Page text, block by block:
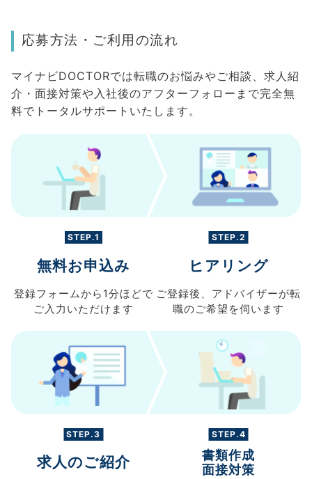
応募方法・ご利用の流れ
マイナビDOCTORでは転職のお悩みやご相談、求人紹
介・面接対策や入社後のアフターフォローまで完全無
料でトータルサポートいたします。
STEP.1
無料お申込み
登録フォームから 1分ほどで
ご入力 いただけます
STEP.2
ヒアリング
ご登録後、 アドバイザーが転
職のご希望を伺います
STEP.3
求人のご紹介
STEP.4
書類作成
面接対策